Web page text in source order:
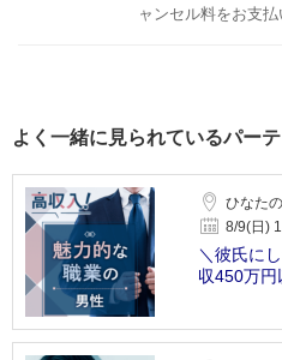
ャンセル料をお支払
よく一緒に見られているパー
ひなた
8/9(日)
＼彼氏に
収450万円